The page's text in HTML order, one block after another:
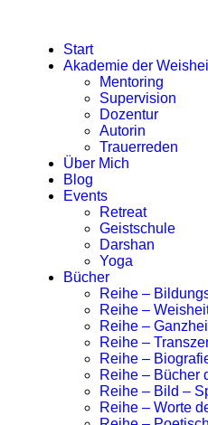
Start
Akademie der
Mentoring
Supervision
Dozentur
Autorin
Trauerreden
Über Mich
Blog
Events
Retreat
Geistschule
Darshan
Yoga
Bücher
Reihe –
Reihe –
Reihe –
Reihe –
Reihe –
Reihe – Bücher
Reihe – Bild –
Reihe – Worte